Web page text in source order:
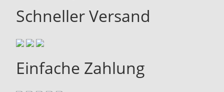
Schneller Versand
Einfache Zahlung